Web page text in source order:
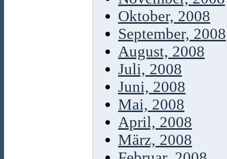
Oktober, 2008
September, 2008
August, 2008
Juli, 2008
Juni, 2008
Mai, 2008
April, 2008
März, 2008